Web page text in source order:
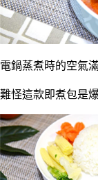
電鍋蒸煮時的空氣
難怪這款即煮包是